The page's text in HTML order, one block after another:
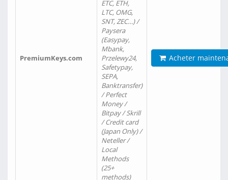
PremiumKeys.com
ETC, ETH,
LTC, OMG,
SNT, ZEC…) /
Paysera
(Easypay,
Mbank,
Przelewy24,
Safetypay,
SEPA,
Banktransfer)
/ Perfect
Money /
Bitpay / Skrill
/ Credit card
(Japan Only) /
Neteller /
Local
Methods
(25+
methods)
Acheter